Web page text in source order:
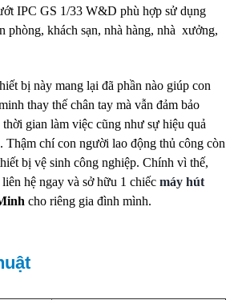
IPC GS 1/33 W&D phù hợp sử dụng
phòng, khách sạn, nhà hàng, nhà xưởng,
bị này mang lại đã phần nào giúp con
thay thế chân tay mà vẫn đảm bảo
gian làm việc cũng như sự hiệu quả
Thậm chí con người lao động thủ công còn
bị vệ sinh công nghiệp. Chính vì thế,
hệ ngay và sở hữu 1 chiếc máy hút
cho riêng gia đình mình.